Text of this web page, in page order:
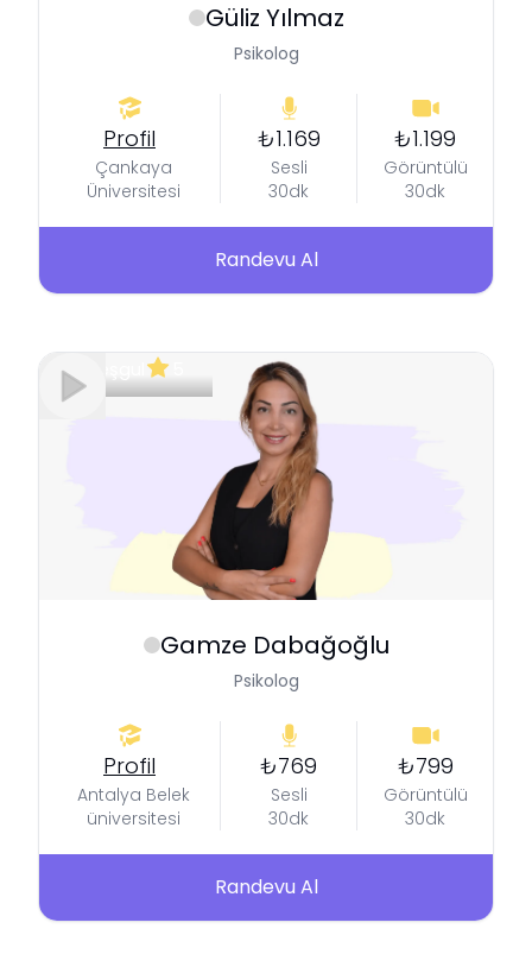
Güliz Yılmaz
Psikolog
Profil
Çankaya
Üniversitesi
₺1.169
Sesli
30dk
₺1.199
Görüntülü
30dk
Randevu Al
Gamze Dabağoğlu
Psikolog
Profil
Antalya Belek
üniversitesi
₺769
Sesli
30dk
₺799
Görüntülü
30dk
Randevu Al